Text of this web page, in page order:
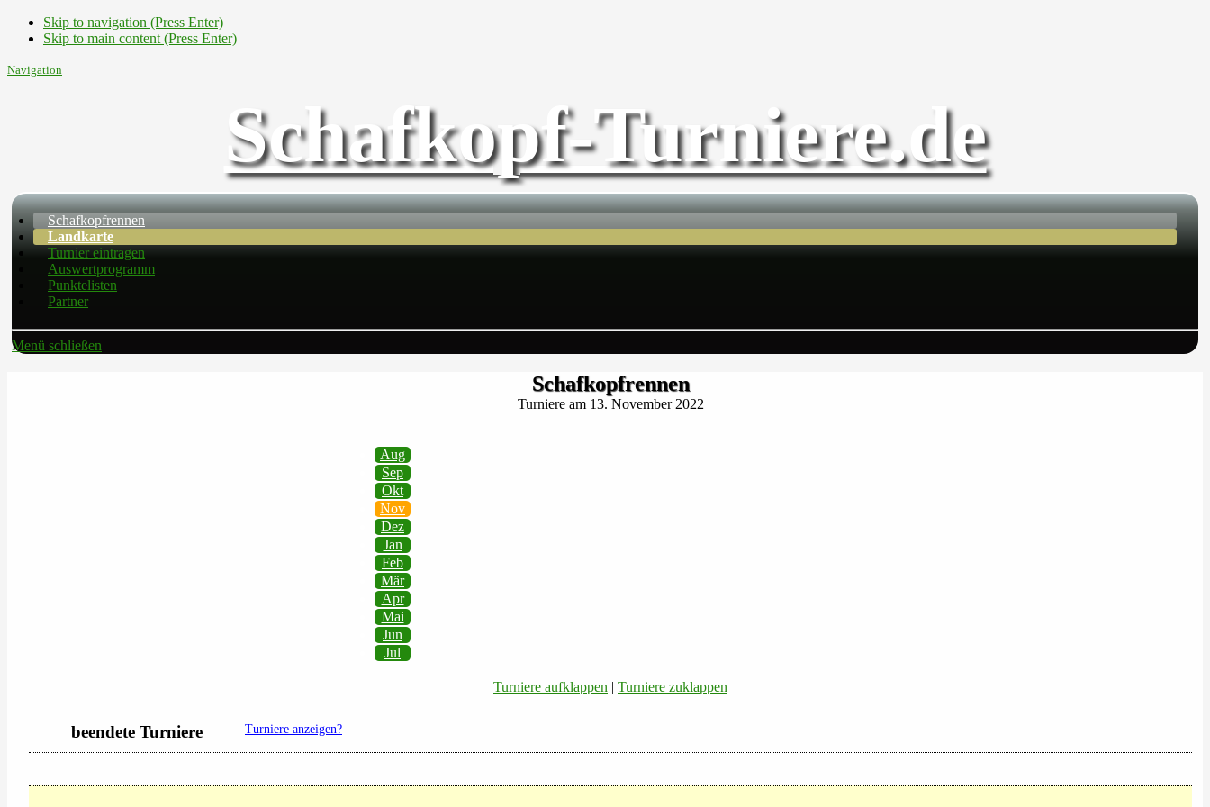
Skip to navigation (Press Enter)
Skip to main content (Press Enter)
Navigation
Schafkopf-Turniere.de
Schafkopfrennen
Landkarte
Turnier eintragen
Auswertprogramm
Punktelisten
Partner
Menü schließen
Schafkopfrennen
Turniere am 13. November 2022
Aug
Sep
Okt
Nov
Dez
Jan
Feb
Mär
Apr
Mai
Jun
Jul
Turniere aufklappen | Turniere zuklappen
beendete Turniere Turniere anzeigen?